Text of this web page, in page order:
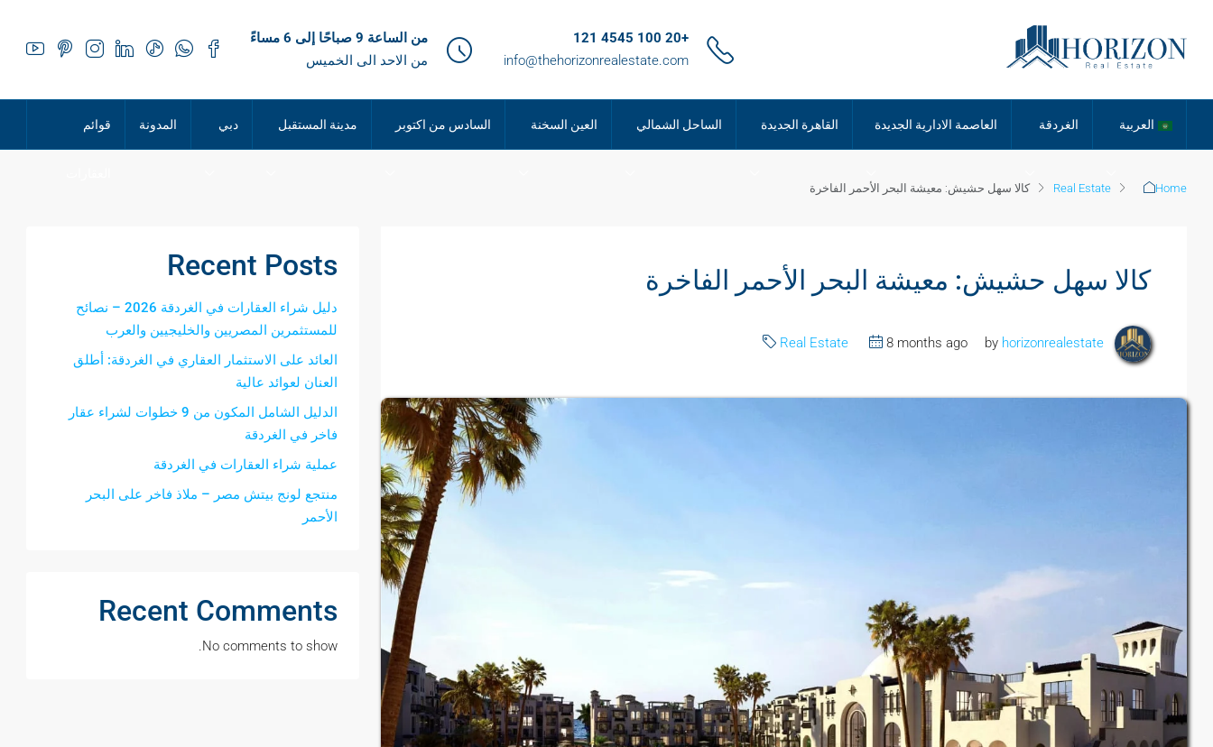
+20 100 4545 121
info@thehorizonrealestate.com
من الساعة 9 صباحًا إلى 6 مساءً
من الاحد الى الخميس
العربية الغردقة العاصمة الادارية الجديدة القاهرة الجديدة الساحل الشمالي العين السخنة السادس من اكتوبر مدينة المستقبل دبي المدونة قوائم
Home
Real Estate كالا سهل حشيش: معيشة البحر الأحمر الفاخرة
كالا سهل حشيش: معيشة البحر الأحمر الفاخرة
horizonrealestate
8 months ago
Real Estate
Recent Posts
دليل شراء العقارات في الغردقة 2026 – نصائح
للمستثمرين المصريين والخليجيين والعرب
العائد على الاستثمار العقاري في الغردقة: أطلق
العنان لعوائد عالية
الدليل الشامل المكون من 9 خطوات لشراء عقار
فاخر في الغردقة
عملية شراء العقارات في الغردقة
منتجع لونج بيتش مصر – ملاذ فاخر على البحر
الأحمر
Recent Comments
No comments to show.